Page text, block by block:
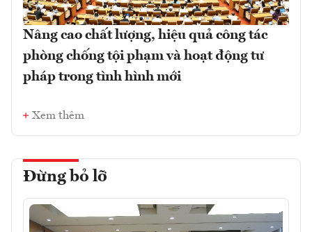
Nâng cao chất lượng, hiệu quả công tác
phòng chống tội phạm và hoạt động tư
pháp trong tình hình mới
Xem thêm
Đừng bỏ lỡ